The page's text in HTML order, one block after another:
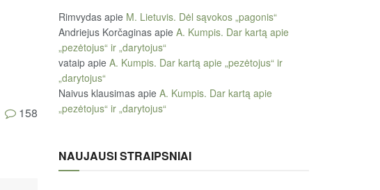
158
Rimvydas apie M. Lietuvis. Dėl sąvokos „pagonis“
Andriejus Korčaginas apie A. Kumpis. Dar kartą apie
„pezėtojus“ ir „darytojus“
vataip apie A. Kumpis. Dar kartą apie „pezėtojus“ ir
„darytojus“
Naivus klausimas apie A. Kumpis. Dar kartą apie
„pezėtojus“ ir „darytojus“
NAUJAUSI STRAIPSNIAI